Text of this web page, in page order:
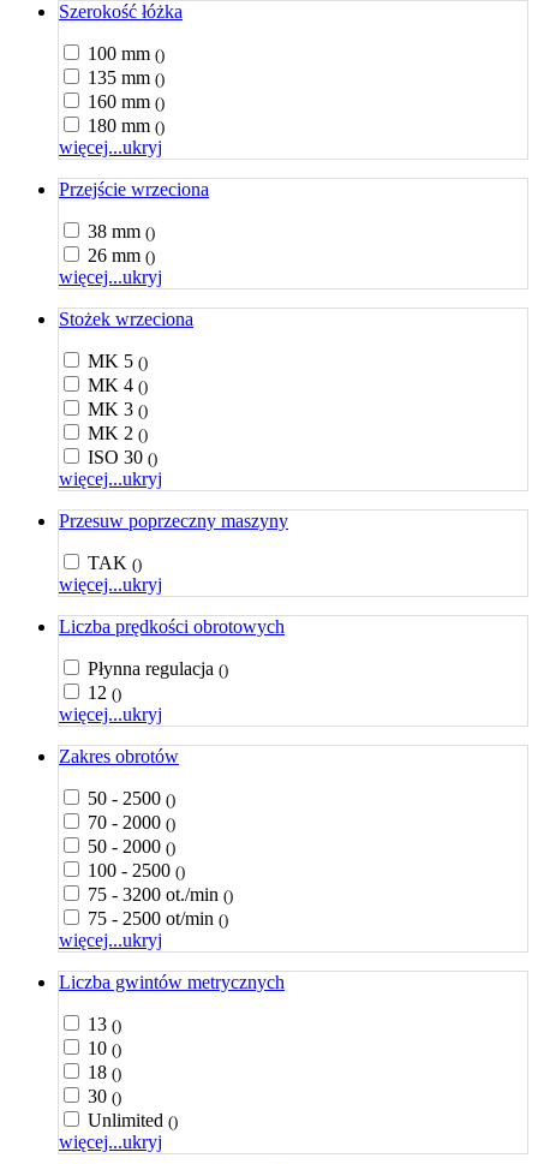
Szerokość łóżka
100 mm ()
135 mm ()
160 mm ()
180 mm ()
więcej...ukryj
Przejście wrzeciona
38 mm ()
26 mm ()
więcej...ukryj
Stożek wrzeciona
MK 5 ()
MK 4 ()
MK 3 ()
MK 2 ()
ISO 30 ()
więcej...ukryj
Przesuw poprzeczny maszyny
TAK ()
więcej...ukryj
Liczba prędkości obrotowych
Płynna regulacja ()
12 ()
więcej...ukryj
Zakres obrotów
50 - 2500 ()
70 - 2000 ()
50 - 2000 ()
100 - 2500 ()
75 - 3200 ot./min ()
75 - 2500 ot/min ()
więcej...ukryj
Liczba gwintów metrycznych
13 ()
10 ()
18 ()
30 ()
Unlimited ()
więcej...ukryj